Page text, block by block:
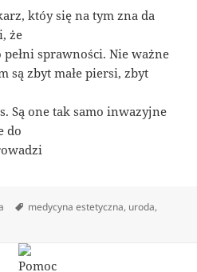
któy się na tym zna da
że
sprawności. Nie ważne
są zbyt małe piersi, zbyt
Są one tak samo inwazyjne
do
Tagi
medycyna estetyczna, uroda,